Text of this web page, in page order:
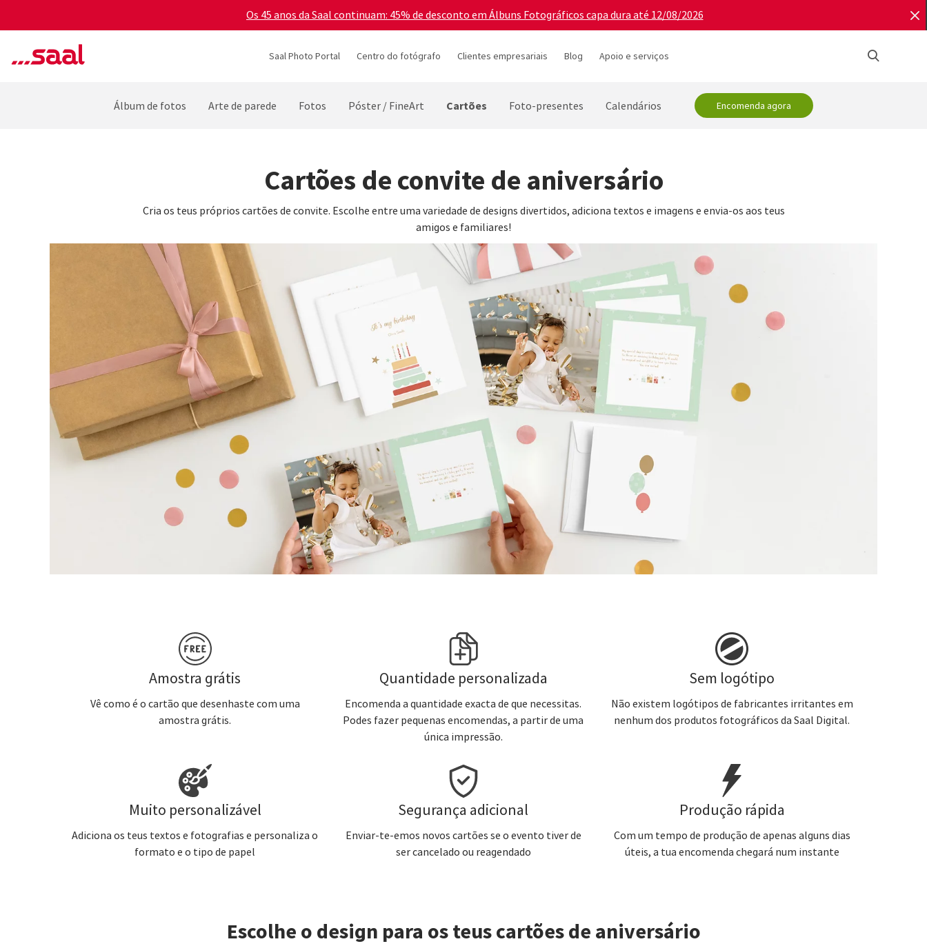
Os 45 anos da Saal continuam: 45% de desconto em Álbuns Fotográficos capa dura até 12/08/2026
Saal Photo Portal Centro do fotógrafo Clientes empresariais Blog Apoio e serviços
Álbum de fotos Arte de parede Fotos Póster / FineArt Cartões Foto-presentes Calendários Encomenda agora
Cartões de convite de aniversário
Cria os teus próprios cartões de convite. Escolhe entre uma variedade de designs divertidos, adiciona textos e imagens e envia-os aos teus
amigos e familiares!
Amostra grátis
Vê como é o cartão que desenhaste com uma
amostra grátis.
Quantidade personalizada
Encomenda a quantidade exacta de que necessitas.
Podes fazer pequenas encomendas, a partir de uma
única impressão.
Sem logótipo
Não existem logótipos de fabricantes irritantes em
nenhum dos produtos fotográficos da Saal Digital.
Muito personalizável
Adiciona os teus textos e fotografias e personaliza o
formato e o tipo de papel
Segurança adicional
Enviar-te-emos novos cartões se o evento tiver de
ser cancelado ou reagendado
Produção rápida
Com um tempo de produção de apenas alguns dias
úteis, a tua encomenda chegará num instante
Escolhe o design para os teus cartões de aniversário